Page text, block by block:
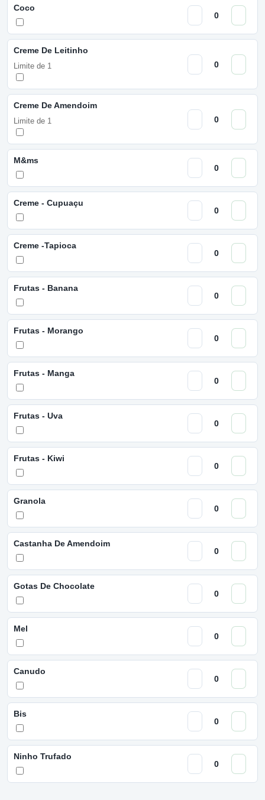
Coco
Creme De Leitinho
Limite de 1
Creme De Amendoim
Limite de 1
M&ms
Creme - Cupuaçu
Creme -Tapioca
Frutas - Banana
Frutas - Morango
Frutas - Manga
Frutas - Uva
Frutas - Kiwi
Granola
Castanha De Amendoim
Gotas De Chocolate
Mel
Canudo
Bis
Ninho Trufado